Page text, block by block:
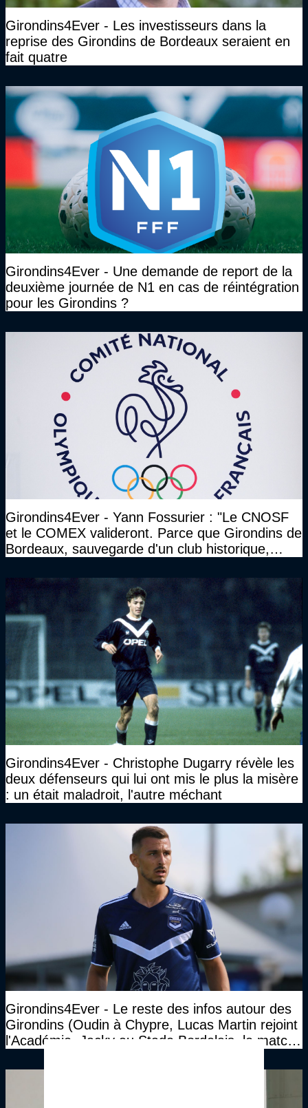
Girondins4Ever - Les investisseurs dans la
reprise des Girondins de Bordeaux seraient en
fait quatre
Girondins4Ever - Une demande de report de la
deuxième journée de N1 en cas de réintégration
pour les Girondins ?
Girondins4Ever - Yann Fossurier : "Le CNOSF
et le COMEX valideront. Parce que Girondins de
Bordeaux, sauvegarde d'un club historique,
Girondins4Ever - Christophe Dugarry révèle les
deux défenseurs qui lui ont mis le plus la misère
: un était maladroit, l'autre méchant
Girondins4Ever - Le reste des infos autour des
Girondins (Oudin à Chypre, Lucas Martin rejoint
l'Académie, Jacky au Stade Bordelais, le match